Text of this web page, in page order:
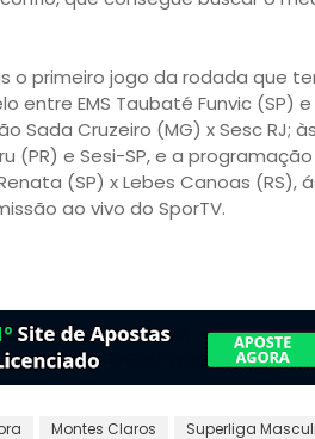
o primeiro jogo da rodada que
entre EMS Taubaté Funvic (SP)
Sada Cruzeiro (MG) x Sesc RJ;
(PR) e Sesi-SP, e a
(SP) x Lebes Canoas (RS),
ao vivo do SporTV.
Montes Claros Superliga